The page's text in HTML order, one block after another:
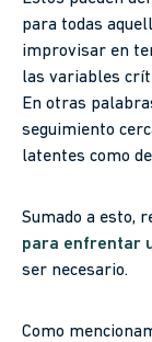
para todas
improvisar en
las variables
En otras
seguimiento
latentes como
Sumado a esto,
para enfrentar
ser necesario.
Como